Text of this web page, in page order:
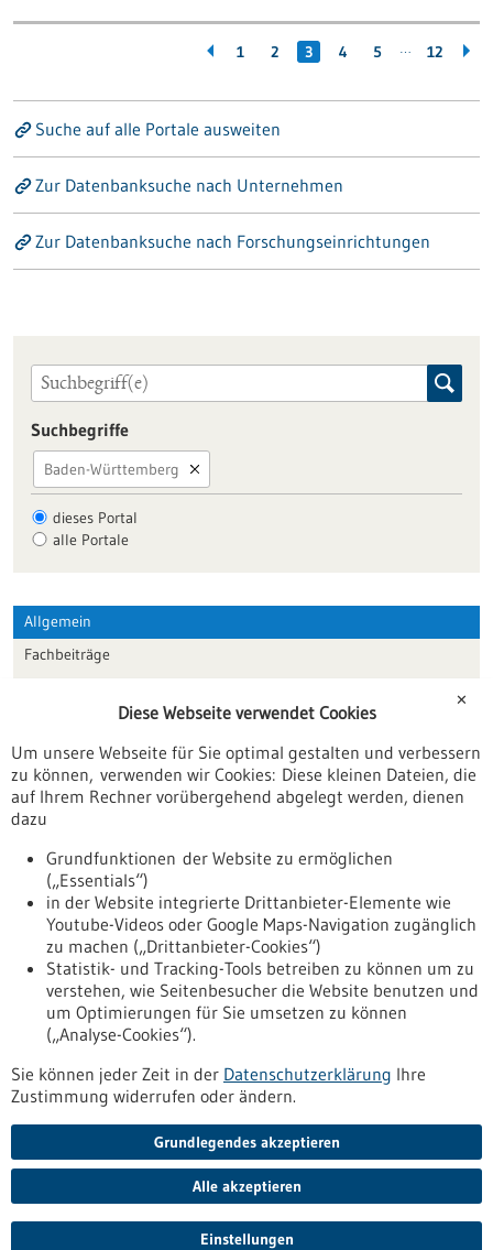
1 2 3 4 5 … 12
Suche auf alle Portale ausweiten
Zur Datenbanksuche nach Unternehmen
Zur Datenbanksuche nach Forschungseinrichtungen
Suchbegriffe
Baden-Württemberg
dieses Portal
alle Portale
Allgemein
Fachbeiträge
Veranstaltungen
Erscheinungsdatum
Nach oben
Informiert bleiben
Newsletter abonnieren
✕
Diese Webseite verwendet Cookies
Um unsere Webseite für Sie optimal gestalten und verbessern
zu können, verwenden wir Cookies: Diese kleinen Dateien, die
auf Ihrem Rechner vorübergehend abgelegt werden, dienen
dazu
Grundfunktionen der Website zu ermöglichen
(„Essentials“)
in der Website integrierte Drittanbieter-Elemente wie
Youtube-Videos oder Google Maps-Navigation zugänglich
zu machen („Drittanbieter-Cookies“)
Statistik- und Tracking-Tools betreiben zu können um zu
verstehen, wie Seitenbesucher die Website benutzen und
um Optimierungen für Sie umsetzen zu können
(„Analyse-Cookies“).
Sie können jeder Zeit in der Datenschutzerklärung Ihre
Zustimmung widerrufen oder ändern.
Grundlegendes akzeptieren
Alle akzeptieren
Einstellungen